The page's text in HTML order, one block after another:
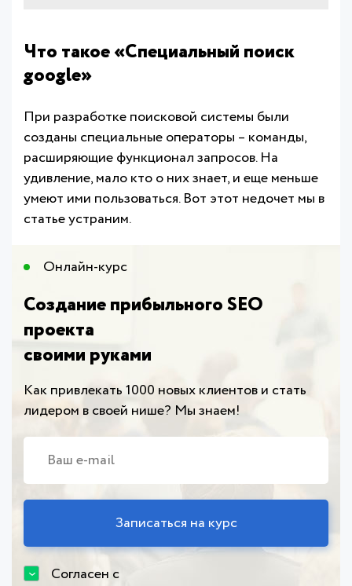
Что такое «Специальный поиск
google»
При разработке поисковой системы были
созданы специальные операторы – команды,
расширяющие функционал запросов. На
удивление, мало кто о них знает, и еще меньше
умеют ими пользоваться. Вот этот недочет мы в
статье устраним.
Онлайн-курс​
Создание прибыльного SEO
проекта
своими руками
Как привлекать 1000 новых клиентов и стать
лидером в своей нише? Мы знаем!
Согласен с